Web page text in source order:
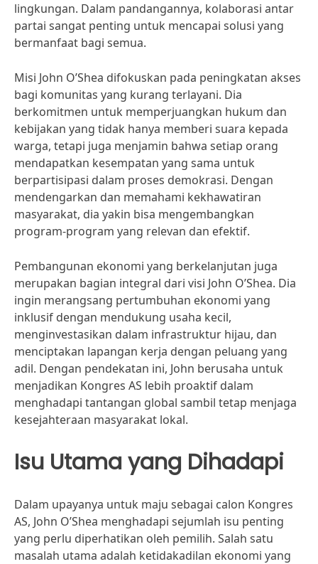
lingkungan. Dalam pandangannya, kolaborasi antar
partai sangat penting untuk mencapai solusi yang
bermanfaat bagi semua.
Misi John O’Shea difokuskan pada peningkatan akses
bagi komunitas yang kurang terlayani. Dia
berkomitmen untuk memperjuangkan hukum dan
kebijakan yang tidak hanya memberi suara kepada
warga, tetapi juga menjamin bahwa setiap orang
mendapatkan kesempatan yang sama untuk
berpartisipasi dalam proses demokrasi. Dengan
mendengarkan dan memahami kekhawatiran
masyarakat, dia yakin bisa mengembangkan
program-program yang relevan dan efektif.
Pembangunan ekonomi yang berkelanjutan juga
merupakan bagian integral dari visi John O’Shea. Dia
ingin merangsang pertumbuhan ekonomi yang
inklusif dengan mendukung usaha kecil,
menginvestasikan dalam infrastruktur hijau, dan
menciptakan lapangan kerja dengan peluang yang
adil. Dengan pendekatan ini, John berusaha untuk
menjadikan Kongres AS lebih proaktif dalam
menghadapi tantangan global sambil tetap menjaga
kesejahteraan masyarakat lokal.
Isu Utama yang Dihadapi
Dalam upayanya untuk maju sebagai calon Kongres
AS, John O’Shea menghadapi sejumlah isu penting
yang perlu diperhatikan oleh pemilih. Salah satu
masalah utama adalah ketidakadilan ekonomi yang